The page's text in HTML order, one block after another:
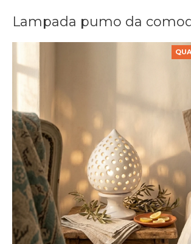
Lampada pumo da